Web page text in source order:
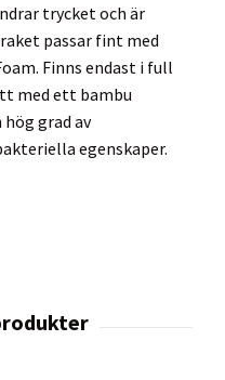
trycket och är
passar fint med
Finns endast i full
med ett bambu
grad av
egenskaper.